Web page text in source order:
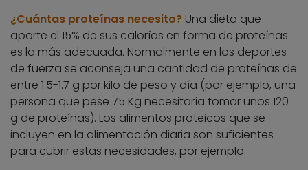
¿Cuántas proteínas necesito? Una dieta que
aporte el 15% de sus calorías en forma de proteínas
es la más adecuada. Normalmente en los deportes
de fuerza se aconseja una cantidad de proteínas de
entre 1.5-1.7 g por kilo de peso y día (por ejemplo, una
persona que pese 75 Kg necesitaría tomar unos 120
g de proteínas). Los alimentos proteicos que se
incluyen en la alimentación diaria son suficientes
para cubrir estas necesidades, por ejemplo: